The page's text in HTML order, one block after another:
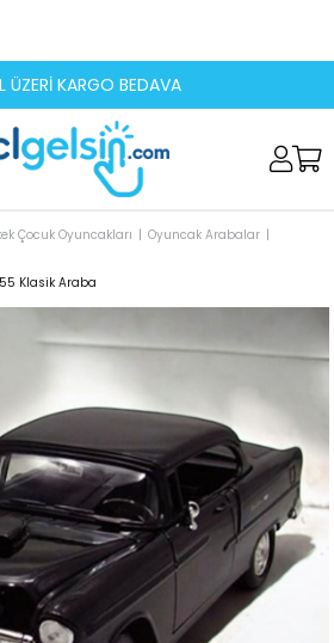
ÜZERİ KARGO BEDAVA
Çocuk Oyuncakları Oyuncak Arabalar
Klasik Araba